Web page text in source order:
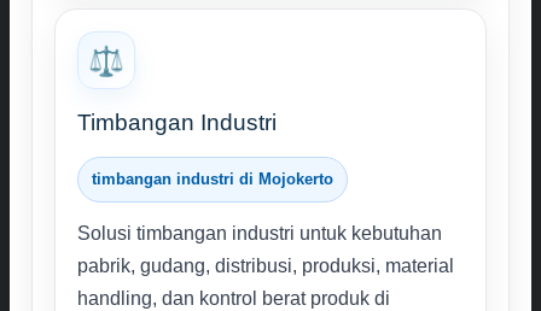
⚖️
Timbangan Industri
timbangan industri di Mojokerto
Solusi timbangan industri untuk kebutuhan
pabrik, gudang, distribusi, produksi, material
handling, dan kontrol berat produk di